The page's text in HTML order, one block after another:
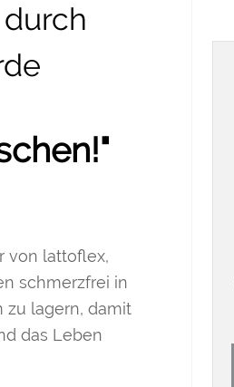
von lattoflex,
schmerzfrei in
zu lagern, damit
das Leben